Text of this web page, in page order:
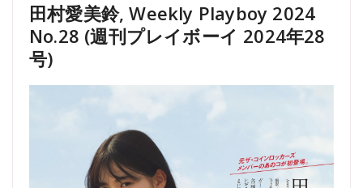
田村愛美鈴, Weekly Playboy 2024
No.28 (週刊プレイボーイ 2024年28
号)